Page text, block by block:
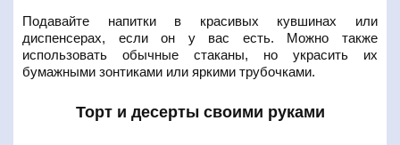
Подавайте напитки в красивых кувшинах или
диспенсерах, если он у вас есть. Можно также
использовать обычные стаканы, но украсить их
бумажными зонтиками или яркими трубочками.
Торт и десерты своими руками